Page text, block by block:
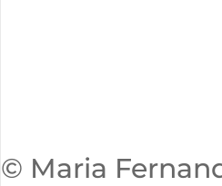
© Maria